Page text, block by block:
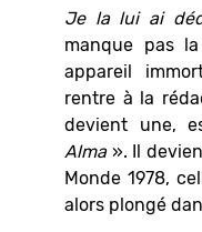
Je la lui ai
manque pas
appareil
rentre à la
devient une,
Alma». Il
Monde 1978,
alors plongé